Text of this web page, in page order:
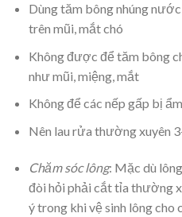
Dùng tăm bông nhúng
trên mũi, mắt chó
Không được để tăm bông
như mũi, miệng, mắt
Không để các nếp gấp bị
Nên lau rửa thường xuyên
Chăm sóc lông: Mặc dù
đòi hỏi phải cắt tỉa thường
ý trong khi vệ sinh lông cho